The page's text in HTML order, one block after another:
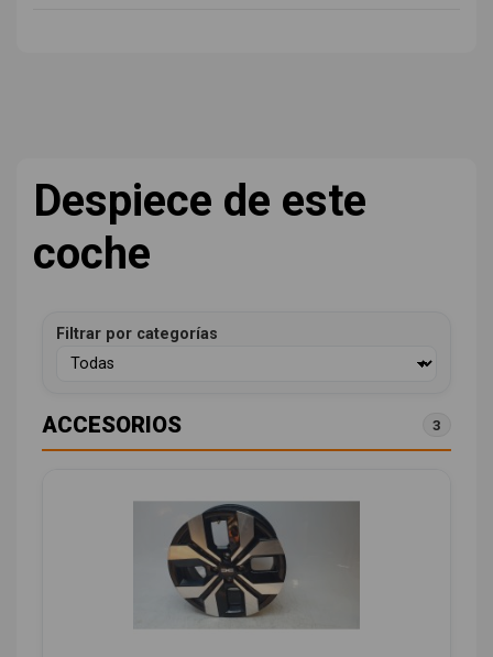
Despiece de este
coche
Filtrar por categorías
ACCESORIOS 3